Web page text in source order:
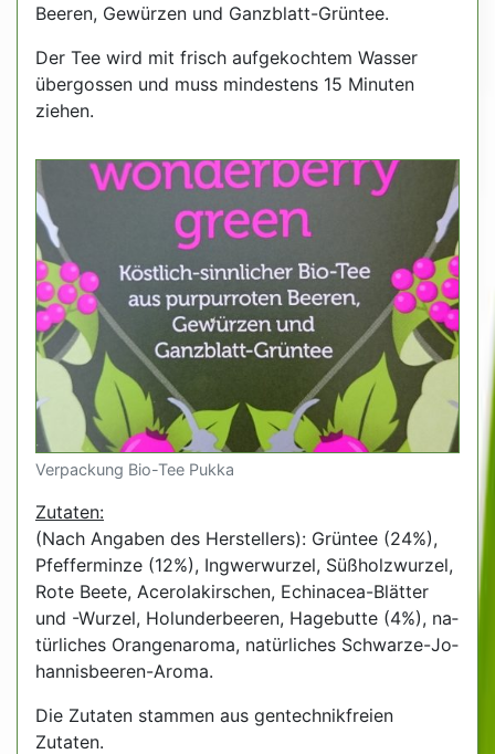
Beeren, Gewürzen und Ganzblatt-Grüntee.
Der Tee wird mit frisch aufgekochtem Wasser
übergossen und muss mindestens 15 Minuten
ziehen.
Verpackung Bio-Tee Pukka
Zutaten:
(Nach Angaben des Herstellers): Grün­tee (24%),
Pfef­fer­min­ze (12%), Ing­wer­wur­zel, Sü­ßholz­wur­zel,
Rote Beete, Ace­ro­la­kir­schen, Echi­nacea-Blät­ter
und -Wur­zel, Ho­lun­der­bee­ren, Ha­ge­but­te (4%), na­
tür­li­ches Oran­gen­aro­ma, na­tür­li­ches Schwar­ze-Jo­
han­nis­bee­ren-Aroma.
Die Zutaten stammen aus gentechnikfreien
Zutaten.